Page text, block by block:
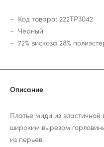
Код товара: 222TP3042
Черный
72% вискоза 28%
Описание
Платье миди из эластичной
широким вырезом
из перьев.